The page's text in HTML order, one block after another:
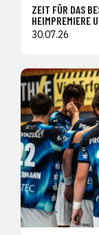
ZEIT FÜR DAS
HEIMPREMIERE
30.07.26